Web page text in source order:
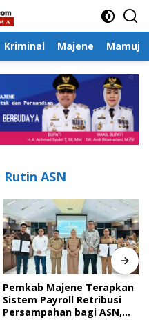
Kriminal Majene Mamuju
ASN
Pemkab Majene Terapkan
Sistem Payroll Retribusi
Persampahan bagi ASN,